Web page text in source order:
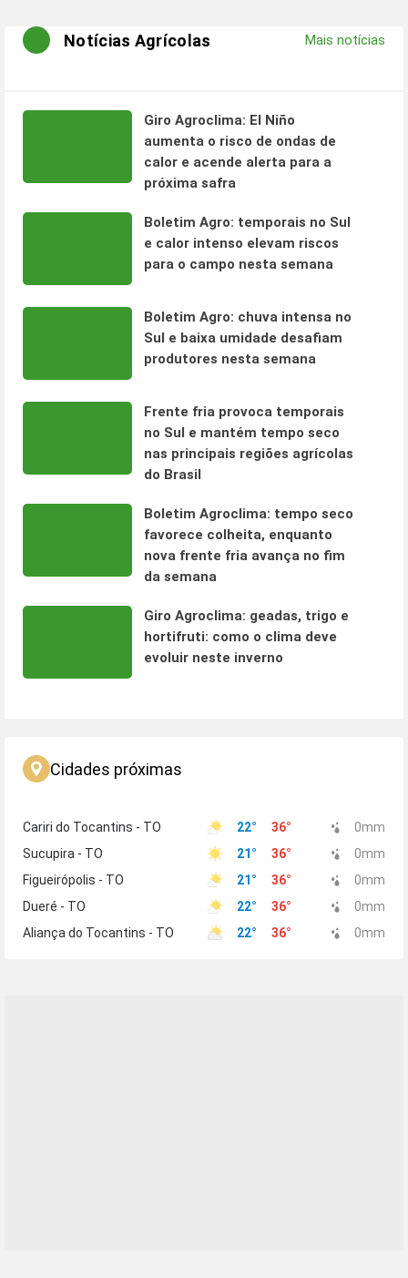
Notícias Agrícolas Mais notícias
Giro Agroclima: El Niño
aumenta o risco de ondas de
calor e acende alerta para a
próxima safra
Boletim Agro: temporais no Sul
e calor intenso elevam riscos
para o campo nesta semana
Boletim Agro: chuva intensa no
Sul e baixa umidade desafiam
produtores nesta semana
Frente fria provoca temporais
no Sul e mantém tempo seco
nas principais regiões agrícolas
do Brasil
Boletim Agroclima: tempo seco
favorece colheita, enquanto
nova frente fria avança no fim
da semana
Giro Agroclima: geadas, trigo e
hortifruti: como o clima deve
evoluir neste inverno
Cidades próximas
Cariri do Tocantins - TO 22° 36° 0mm
Sucupira - TO
21° 36° 0mm
Figueirópolis - TO
21° 36° 0mm
Dueré - TO
22° 36° 0mm
Aliança do Tocantins - TO
22° 36° 0mm